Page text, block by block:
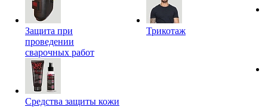
Защита при
проведении
сварочных работ
Средства защиты кожи
Трикотаж